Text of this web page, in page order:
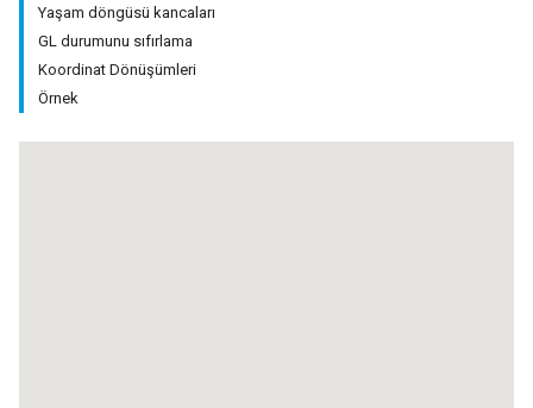
Yaşam döngüsü kancaları
GL durumunu sıfırlama
Koordinat Dönüşümleri
Örnek